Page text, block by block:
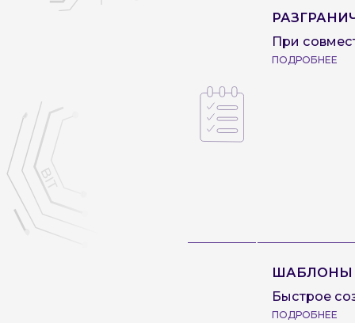
При
ПОДРОБНЕЕ
ШАБЛОНЫ
Быстрое
ПОДРОБНЕЕ